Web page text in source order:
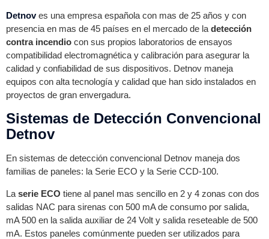
Detnoves una empresa española con mas de 25 años y con
presencia en mas de 45 países en el mercado de la detección
contra incendio con sus propios laboratorios de ensayos
compatibilidad electromagnética y calibración para asegurar la
calidad y confiabilidad de sus dispositivos. Detnov maneja
equipos con alta tecnología y calidad que han sido instalados en
proyectos de gran envergadura.
Sistemas de Detección Convencional
Detnov
En sistemas de detección convencional Detnov maneja dos
familias de paneles: la Serie ECO y la Serie CCD-100.
La serie ECO tiene al panel mas sencillo en 2 y 4 zonas con dos
salidas NAC para sirenas con 500 mA de consumo por salida,
mA 500 en la salida auxiliar de 24 Volt y salida reseteable de 500
mA. Estos paneles comúnmente pueden ser utilizados para